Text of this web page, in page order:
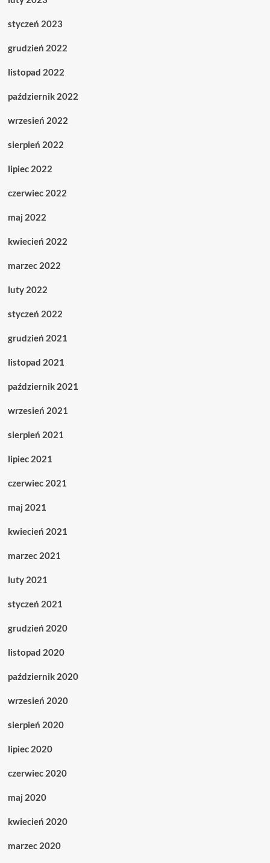
styczeń 2023
grudzień 2022
listopad 2022
październik 2022
wrzesień 2022
sierpień 2022
lipiec 2022
czerwiec 2022
maj 2022
kwiecień 2022
marzec 2022
luty 2022
styczeń 2022
grudzień 2021
listopad 2021
październik 2021
wrzesień 2021
sierpień 2021
lipiec 2021
czerwiec 2021
maj 2021
kwiecień 2021
marzec 2021
luty 2021
styczeń 2021
grudzień 2020
listopad 2020
październik 2020
wrzesień 2020
sierpień 2020
lipiec 2020
czerwiec 2020
maj 2020
kwiecień 2020
marzec 2020